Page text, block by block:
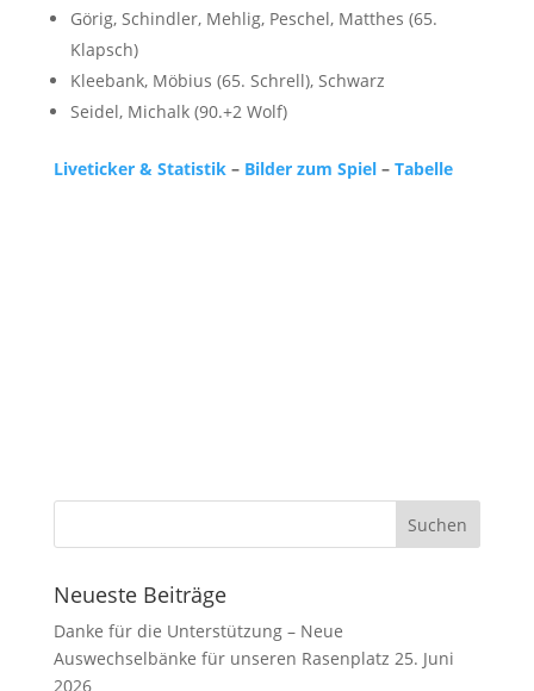
Görig, Schindler, Mehlig, Peschel, Matthes (65.
Klapsch)
Kleebank, Möbius (65. Schrell), Schwarz
Seidel, Michalk (90.+2 Wolf)
Liveticker & Statistik– Bilder zum Spiel– Tabelle
Neueste Beiträge
Danke für die Unterstützung – Neue
Auswechselbänke für unseren Rasenplatz 25. Juni
2026